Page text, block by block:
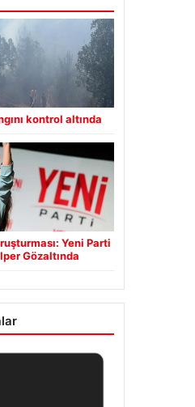
kontrol altında
Yeni Parti
Gözaltında